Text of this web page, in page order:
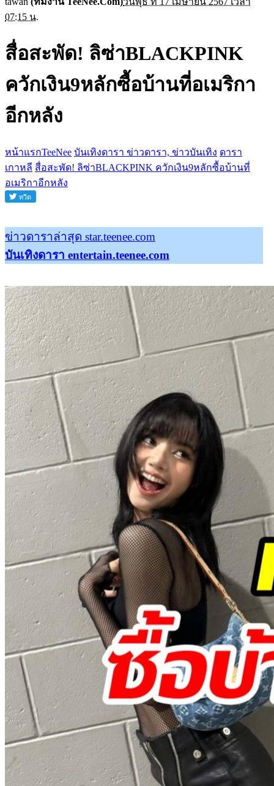
07:15 น.
สื่อสะพัด! ลิซ่าBLACKPINK
ควักเงิน9หลักซื้อบ้านที่อเมริกา
อีกหลัง
หน้าแรกTeeNee บันเทิงดารา ข่าวดารา, ข่าวบันเทิง ดารา
เกาหลี สื่อสะพัด! ลิซ่าBLACKPINK ควักเงิน9หลักซื้อบ้านที่
อเมริกาอีกหลัง
ข่าวดาราล่าสุด star.teenee.com
บันเทิงดารา entertain.teenee.com